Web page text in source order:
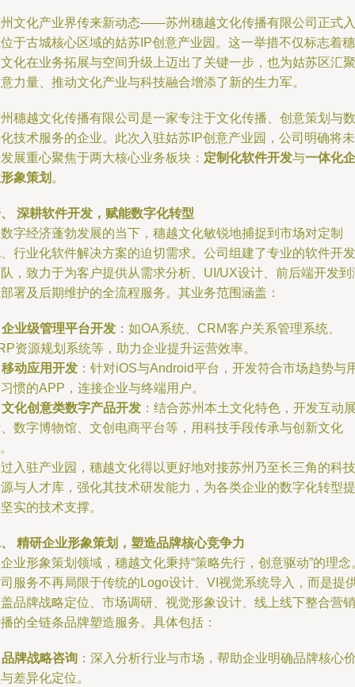
文化产业界传来新动态——苏州穗越文化传播有限公司正式入
于古城核心区域的姑苏IP创意产业园。这一举措不仅标志着穗
化在业务拓展与空间升级上迈出了关键一步，也为姑苏区汇聚
力量、推动文化产业与科技融合增添了新的生力军。
穗越文化传播有限公司是一家专注于文化传播、创意策划与数
技术服务的企业。此次入驻姑苏IP创意产业园，公司明确将未
展重心聚焦于两大核心业务板块： 定制化软件开发与一体化企
象策划 。
深耕软件开发，赋能数字化转型
字经济蓬勃发展的当下，穗越文化敏锐地捕捉到市场对定制
行业化软件解决方案的迫切需求。公司组建了专业的软件开发
，致力于为客户提供从需求分析、UI/UX设计、前后端开发到
署及后期维护的全流程服务。其业务范围涵盖：
企业级管理平台开发 ：如OA系统、CRM客户关系管理系统、
资源规划系统等，助力企业提升运营效率。
移动应用开发 ：针对iOS与Android平台，开发符合市场趋势与
惯的APP，连接企业与终端用户。
文化创意类数字产品开发 ：结合苏州本土文化特色，开发互动
数字博物馆、文创电商平台等，用科技手段传承与创新文化
入驻产业园，穗越文化得以更好地对接苏州乃至长三角的科技
与人才库，强化其技术研发能力，为各类企业的数字化转型提
实的技术支撑。
精研企业形象策划，塑造品牌核心竞争力
业形象策划领域，穗越文化秉持“策略先行，创意驱动”的理念
服务不再局限于传统的Logo设计、VI视觉系统导入，而是提
品牌战略定位、市场调研、视觉形象设计、线上线下整合营销
的全链条品牌塑造服务。具体包括：
品牌战略咨询 ：深入分析行业与市场，帮助企业明确品牌核心
差异化定位。